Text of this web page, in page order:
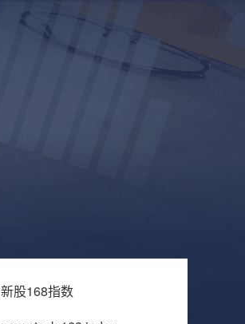
新股168指数